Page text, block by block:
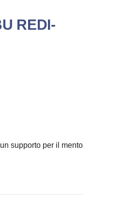
REDI-
supporto per il mento